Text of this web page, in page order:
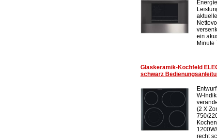
ein
Minute
Glaskeramik-Kochfeld
schwarz
W-
(2 X
750/
recht